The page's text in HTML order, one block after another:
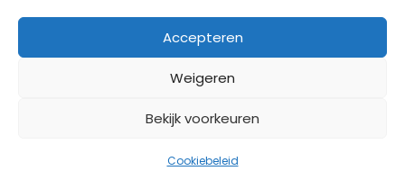
Accepteren
Weigeren
Bekijk voorkeuren
Cookiebeleid
Themes